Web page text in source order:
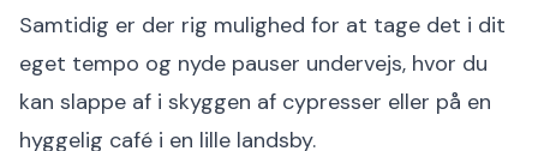
Samtidig er der rig mulighed for at tage det i dit
eget tempo og nyde pauser undervejs, hvor du
kan slappe af i skyggen af cypresser eller på en
hyggelig café i en lille landsby.